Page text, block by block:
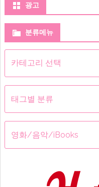
광고
분류메뉴
분
류
메
뉴
태그별 분류
영화/음악/iBooks